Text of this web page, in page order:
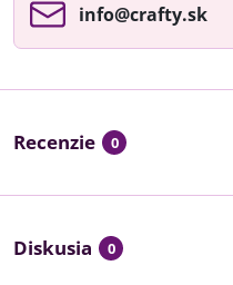
info​@crafty​.sk
Recenzie 0
Diskusia 0